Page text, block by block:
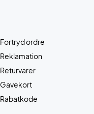
Fortryd ordre
Reklamation
Returvarer
Gavekort
Rabatkode